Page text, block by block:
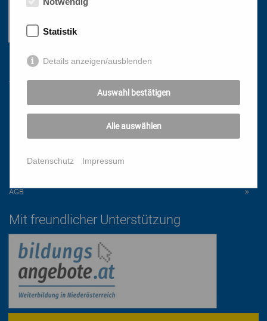
Links
HOME
PRESSE
DATENSCHUTZ
AGB
Mit freundlicher Unterstützung
Statistik
Details anzeigen/ausblenden
Auswahl bestätigen
Alle auswählen
Datenschutz Impressum